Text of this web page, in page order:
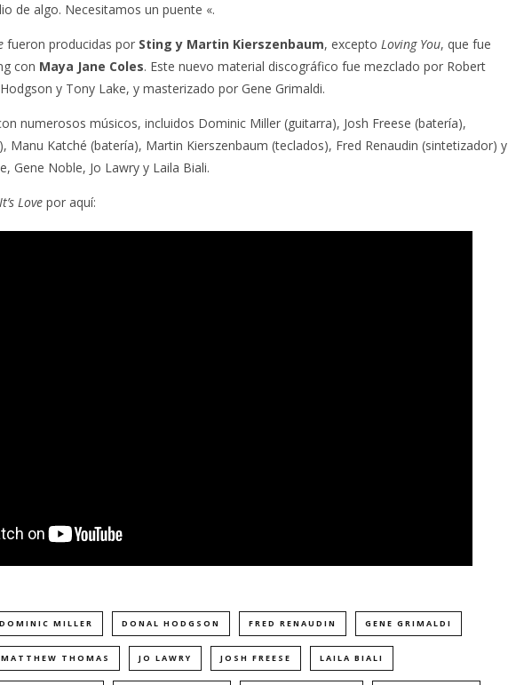
de algo. Necesitamos un puente «.
fueron producidas por Sting y Martin Kierszenbaum, excepto Loving You, que fue
con Maya Jane Coles. Este nuevo material discográfico fue mezclado por Robert
y Tony Lake, y masterizado por Gene Grimaldi.
numerosos músicos, incluidos Dominic Miller (guitarra), Josh Freese (batería),
Manu Katché (batería), Martin Kierszenbaum (teclados), Fred Renaudin (sintetizador) y
Gene Noble, Jo Lawry y Laila Biali.
Love por aquí:
DOMINIC MILLER DONAL HODGSON FRED RENAUDIN GENE GRIMALDI
THOMAS JO LAWRY JOSH FREESE LAILA BIALI